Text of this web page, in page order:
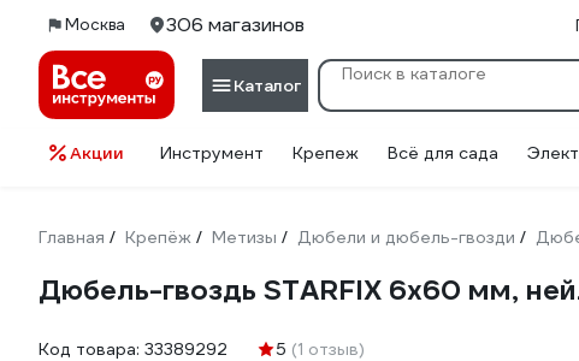
Москва 306 магазинов
Каталог
Акции Инструмент Крепеж Всё для сада
Главная / Крепёж / Метизы / Дюбели и дюбель-гвозди /
Дюбель-гвоздь STARFIX 6x60 мм,
Код товара: 33389292 5 (1 отзыв)